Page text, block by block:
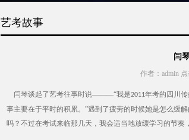
艺考故事
闫
作者：admin 点
闫琴谈起了艺考往事时说———“我是2011年考的四川
事主要在于平时的积累。”遇到了疲劳的时候她是怎么缓
吗？不过在考试来临那几天，我会适当地放缓学习的节奏